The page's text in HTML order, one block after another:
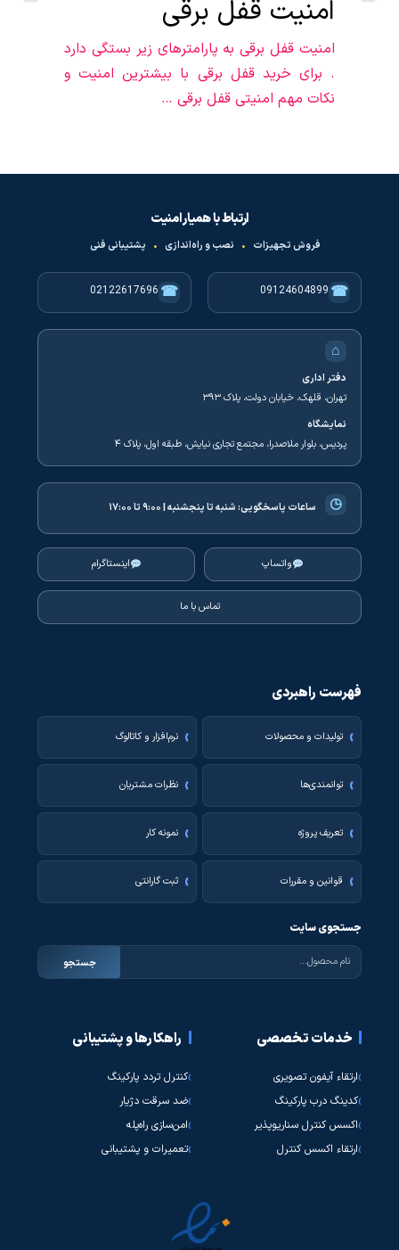
امنیت قفل برقی
امنیت قفل برقی به پارامترهای زیر بستگی دارد
. برای خرید قفل برقی با بیشترین امنیت و
نکات مهم امنیتی قفل برقی …
ارتباط با همیار امنیت
فروش تجهیزات • نصب و راه‌اندازی • پشتیبانی فنی
☎
09124604899
☎
02122617696
⌂
دفتر اداری
تهران، قلهک، خیابان دولت، پلاک ۳۹۳
نمایشگاه
پردیس، بلوار ملاصدرا، مجتمع تجاری نیایش، طبقه اول، پلاک ۴
◷ ساعات پاسخگویی:شنبه تا پنجشنبه | ۹:۰۰ تا ۱۷:۰۰
واتساپ اینستاگرام
تماس با ما
فهرست راهبردی
تولیدات و محصولات نرم‌افزار و کاتالوگ
توانمندی‌ها نظرات مشتریان
تعریف پروژه نمونه کار
قوانین و مقررات ثبت گارانتی
جستجوی سایت
جستجو
خدمات تخصصی
ارتقاء آیفون تصویری
کدینگ درب پارکینگ
اکسس کنترل سناریوپذیر
ارتقاء اکسس کنترل
راهکارها و پشتیبانی
کنترل تردد پارکینگ
ضد سرقت دژیار
امن‌سازی راه‌پله
تعمیرات و پشتیبانی